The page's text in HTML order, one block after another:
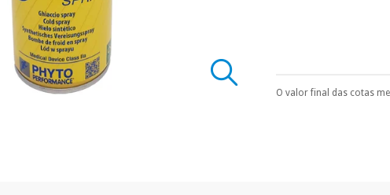
Pode escolhê-lo no
O valor final das cotas